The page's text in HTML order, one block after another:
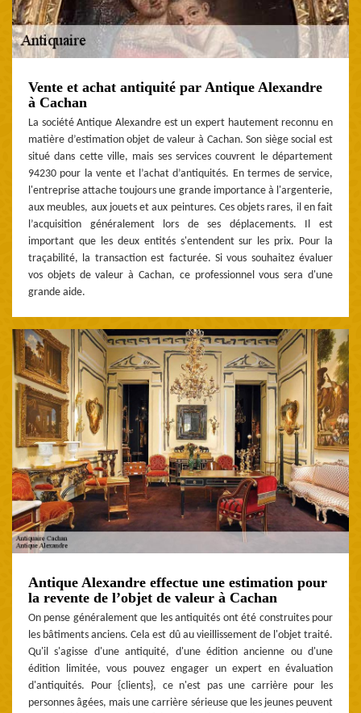
Vente et achat antiquité par Antique Alexandre
à Cachan
La société Antique Alexandre est un expert hautement reconnu en
matière d’estimation objet de valeur à Cachan. Son siège social est
situé dans cette ville, mais ses services couvrent le département
94230 pour la vente et l’achat d’antiquités. En termes de service,
l'entreprise attache toujours une grande importance à l'argenterie,
aux meubles, aux jouets et aux peintures. Ces objets rares, il en fait
l’acquisition généralement lors de ses déplacements. Il est
important que les deux entités s'entendent sur les prix. Pour la
traçabilité, la transaction est facturée. Si vous souhaitez évaluer
vos objets de valeur à Cachan, ce professionnel vous sera d'une
grande aide.
Antique Alexandre effectue une estimation pour
la revente de l’objet de valeur à Cachan
On pense généralement que les antiquités ont été construites pour
les bâtiments anciens. Cela est dû au vieillissement de l'objet traité.
Qu'il s'agisse d'une antiquité, d'une édition ancienne ou d'une
édition limitée, vous pouvez engager un expert en évaluation
d'antiquités. Pour {clients}, ce n'est pas une carrière pour les
personnes âgées, mais une carrière sérieuse que les jeunes peuvent